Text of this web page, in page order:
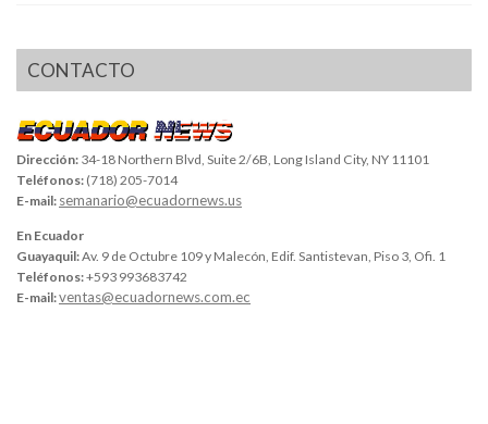
CONTACTO
Dirección: 34-18 Northern Blvd, Suite 2/6B, Long Island City, NY 11101
Teléfonos: (718) 205-7014
E-mail: semanario@ecuadornews.us
En Ecuador
Guayaquil:Av. 9 de Octubre 109 y Malecón, Edif. Santistevan, Piso 3, Ofi. 1
Teléfonos:+593 993683742
E-mail:ventas@ecuadornews.com.ec